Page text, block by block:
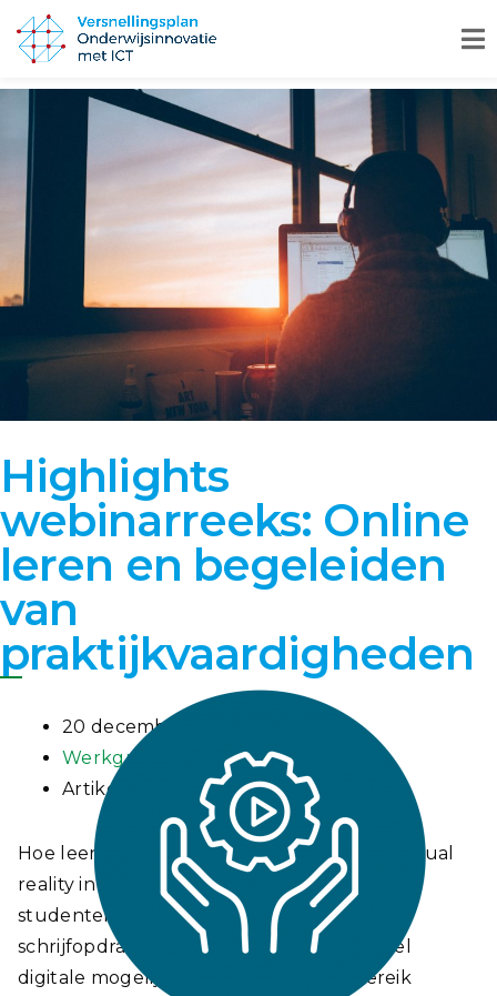
Highlights
webinarreeks: Online
leren en begeleiden
van
praktijkvaardigheden
20 december 2021
Werkgroep Praktijkvaardigheden
Artikel
Hoe leer je studenten presenteren door virtual
reality in te zetten? Hoe kun je op afstand
studenten begeleiden tijdens stages,
schrijfopdrachten of veldwerk? Er zijn veel
digitale mogelijkheden binnen handbereik